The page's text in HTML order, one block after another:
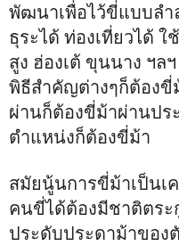
พัฒนาเพื่อไว้ขี่แบบลำ
ธุระได้ ท่องเที่ยวได้
สูง ฮ่องเต้ ขุนนาง ฯล
พิธีสำคัญต่างๆก็ต้อง
ผ่านก็ต้องขี่ม้าผ่านปร
ตำแหน่งก็ต้องขี่ม้า
สมัยนู้นการขี่ม้าเป็นเ
คนขี่ได้ต้องมีชาติตร
ประดับประดาม้าของ